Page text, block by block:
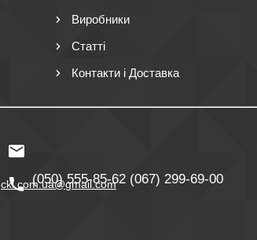
Виробники
Статті
Контакти і Доставка
ckl.com.ua@gmail.com
(050) 555-85-62 (067) 299-69-00